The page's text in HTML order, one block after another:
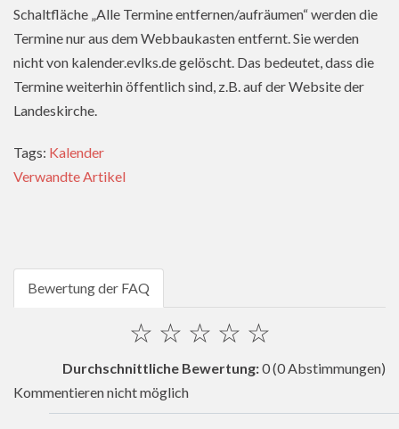
Schaltfläche „Alle Termine entfernen/aufräumen“ werden die
Termine nur aus dem Webbaukasten entfernt. Sie werden
nicht von kalender.evlks.de gelöscht. Das bedeutet, dass die
Termine weiterhin öffentlich sind, z.B. auf der Website der
Landeskirche.
Tags: Kalender
Verwandte Artikel
Bewertung der FAQ
☆
☆
☆
☆
☆
Durchschnittliche Bewertung:0(0 Abstimmungen)
Kommentieren nicht möglich